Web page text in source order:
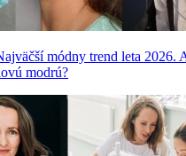
módny trend leta 2026.
modrú?